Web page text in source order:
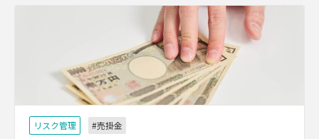
リスク管理 #売掛金